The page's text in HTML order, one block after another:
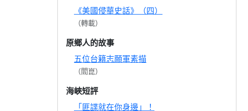
《美國侵華史話》（四）
（轉載）
原鄉人的故事
五位台籍志願軍素描
（閻崑）
海峽短評
「匪諜就在你身邊」！